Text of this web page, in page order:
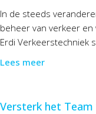
In de steeds
beheer van verkeer en
Erdi Verkeerstechniek
Lees meer
Versterk het Team